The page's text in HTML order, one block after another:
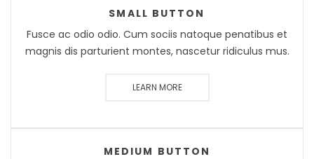
SMALL BUTTON
Fusce ac odio odio. Cum sociis natoque penatibus et
magnis dis parturient montes, nascetur ridiculus mus.
LEARN MORE
MEDIUM BUTTON